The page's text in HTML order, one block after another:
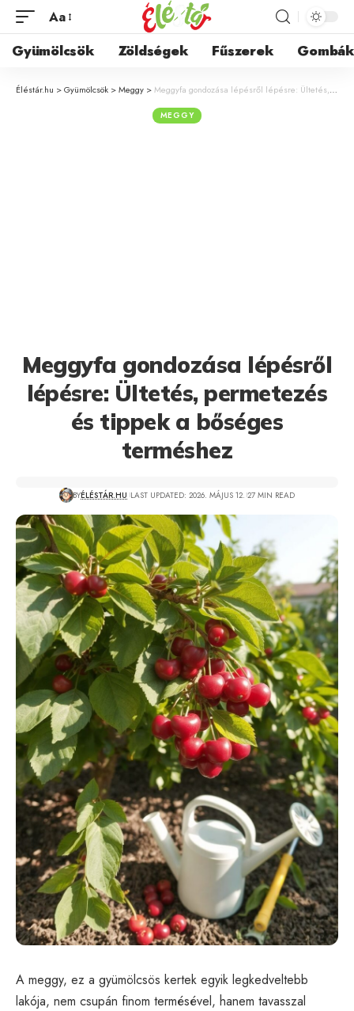
Aa
Gyümölcsök Zöldségek Fűszerek Gombák
Éléstár.hu >Gyümölcsök >Meggy >Meggyfa gondozása lépésről lépésre: Ültetés, permetezés és tippek a bőséges terméshez
MEGGY
Meggyfa gondozása lépésről
lépésre: Ültetés, permetezés
és tippek a bőséges
terméshez
BYÉLÉSTÁR.HU LAST UPDATED: 2026. MÁJUS 12. 27 MIN READ
A meggy, ez a gyümölcsös kertek egyik legkedveltebb
lakója, nem csupán finom termésével, hanem tavasszal